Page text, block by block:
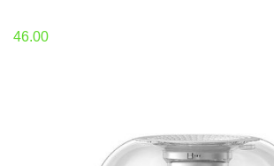
46.00